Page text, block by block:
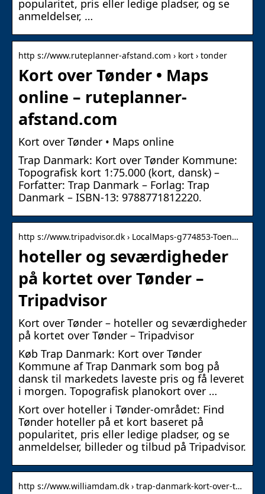
popularitet, pris eller ledige pladser, og se
anmeldelser, …
http s://www.ruteplanner-afstand.com › kort › tonder
Kort over Tønder • Maps
online – ruteplanner-
afstand.com
Kort over Tønder • Maps online
Trap Danmark: Kort over Tønder Kommune:
Topografisk kort 1:75.000 (kort, dansk) –
Forfatter: Trap Danmark – Forlag: Trap
Danmark – ISBN-13: 9788771812220.
http s://www.tripadvisor.dk › LocalMaps-g774853-Toen…
hoteller og seværdigheder
på kortet over Tønder –
Tripadvisor
Kort over Tønder – hoteller og seværdigheder
på kortet over Tønder – Tripadvisor
Køb Trap Danmark: Kort over Tønder
Kommune af Trap Danmark som bog på
dansk til markedets laveste pris og få leveret
i morgen. Topografisk planokort over …
Kort over hoteller i Tønder-området: Find
Tønder hoteller på et kort baseret på
popularitet, pris eller ledige pladser, og se
anmeldelser, billeder og tilbud på Tripadvisor.
http s://www.williamdam.dk › trap-danmark-kort-over-t…